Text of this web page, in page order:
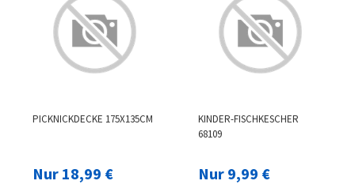
PICKNICKDECKE 175X135CM
Nur 18,99 €
KINDER-FISCHKESCHER
68109
Nur 9,99 €